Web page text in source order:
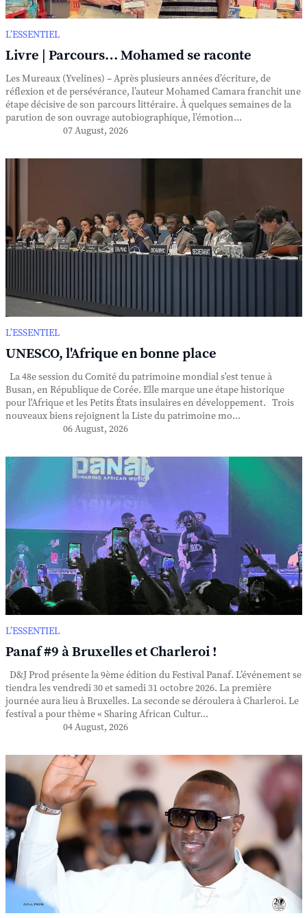
L’ESSENTIEL
Livre | Parcours… Mohamed se raconte
Les Mureaux (Yvelines) – Après plusieurs années d’écriture, de
réflexion et de persévérance, l’auteur Mohamed Camara franchit une
étape décisive de son parcours littéraire. À quelques semaines de la
parution de son ouvrage autobiographique, l’émotion...
07 August, 2026
L’ESSENTIEL
UNESCO, l'Afrique en bonne place
La 48e session du Comité du patrimoine mondial s'est tenue à
Busan, en République de Corée. Elle marque une étape historique
pour l'Afrique et les Petits États insulaires en développement. Trois
nouveaux biens rejoignent la Liste du patrimoine mo...
06 August, 2026
L’ESSENTIEL
Panaf #9 à Bruxelles et Charleroi !
D&J Prod présente la 9ème édition du Festival Panaf. L’événement se
tiendra les vendredi 30 et samedi 31 octobre 2026. La première
journée aura lieu à Bruxelles. La seconde se déroulera à Charleroi. Le
festival a pour thème « Sharing African Cultur...
04 August, 2026